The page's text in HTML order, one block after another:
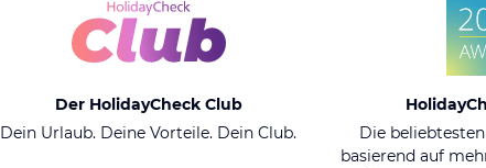
Der HolidayCheck Club
Dein Urlaub. Deine Vorteile. Dein Club.
Die
basierend auf